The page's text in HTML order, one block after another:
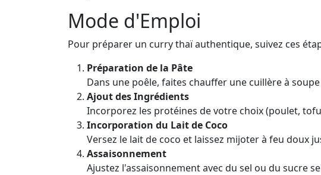
Mode d'Emploi
Pour préparer un curry thaï authentique, suivez ces
Préparation de la Pâte
Dans une poêle, faites chauffer une cuillère à
Ajout des Ingrédients
Incorporez les protéines de votre choix (poulet,
Incorporation du Lait de Coco
Versez le lait de coco et laissez mijoter à feu doux
Assaisonnement
Ajustez l'assaisonnement avec du sel ou du sucre